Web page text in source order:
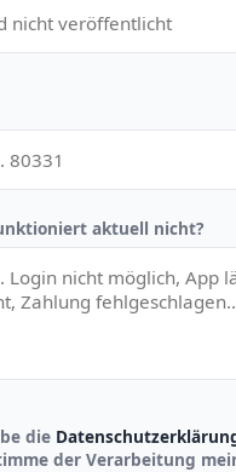
aktuell nicht?
die
der Verarbeitung